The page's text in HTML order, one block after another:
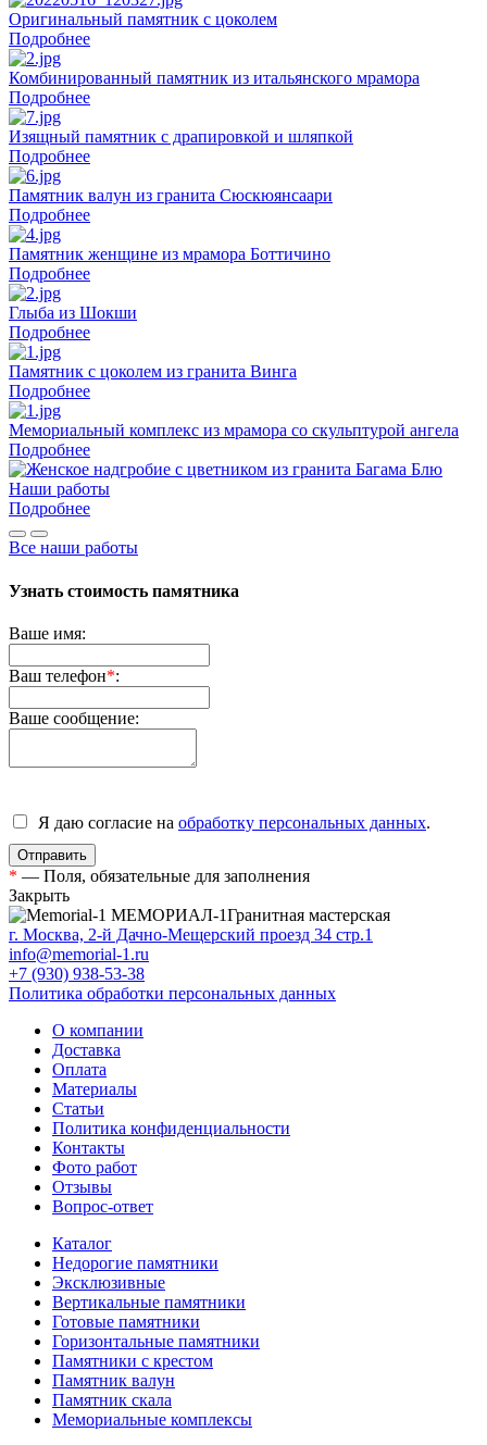
Оригинальный памятник с цоколем
Подробнее
Комбинированный памятник из итальянского мрамора
Подробнее
Изящный памятник с драпировкой и шляпкой
Подробнее
Памятник валун из гранита Сюскюянсаари
Подробнее
Памятник женщине из мрамора Боттичино
Подробнее
Глыба из Шокши
Подробнее
Памятник с цоколем из гранита Винга
Подробнее
Мемориальный комплекс из мрамора со скульптурой ангела
Подробнее
Наши работы
Подробнее
Все наши работы
Узнать стоимость памятника
Ваше имя:
Ваш телефон*:
Ваше сообщение:
Я даю согласие на обработку персональных данных.
* — Поля, обязательные для заполнения
Закрыть
МЕМОРИАЛ-1Гранитная мастерская
г. Москва, 2-й Дачно-Мещерский проезд 34 стр.1
info@memorial-1.ru
+7 (930) 938-53-38
Политика обработки персональных данных
О компании
Доставка
Оплата
Материалы
Статьи
Политика конфиденциальности
Контакты
Фото работ
Отзывы
Вопрос-ответ
Каталог
Недорогие памятники
Эксклюзивные
Вертикальные памятники
Готовые памятники
Горизонтальные памятники
Памятники с крестом
Памятник валун
Памятник скала
Мемориальные комплексы